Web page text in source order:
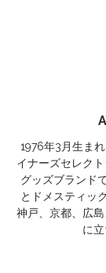
1976年3月生ま
イナーズセレク
グッズブランド
とドメスティッ
神戸、京都、広
に